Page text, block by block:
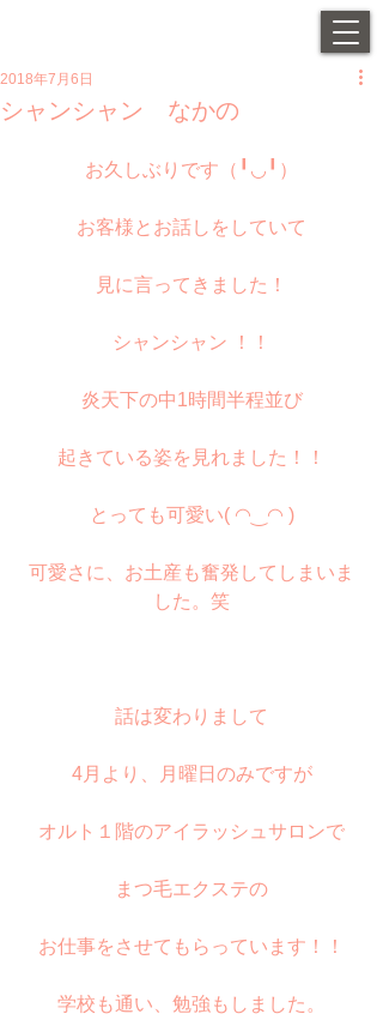
シャンシャン なかの
2018年7月6日
お久しぶりです（╹◡╹）
お客様とお話しをしていて
見に言ってきました！
シャンシャン ！！
炎天下の中1時間半程並び
起きている姿を見れました！！
とっても可愛い( ◠‿◠ )
可愛さに、お土産も奮発してしまいま
した。笑
話は変わりまして
4月より、月曜日のみですが
オルト１階のアイラッシュサロンで
まつ毛エクステの
お仕事をさせてもらっています！！
学校も通い、勉強もしました。